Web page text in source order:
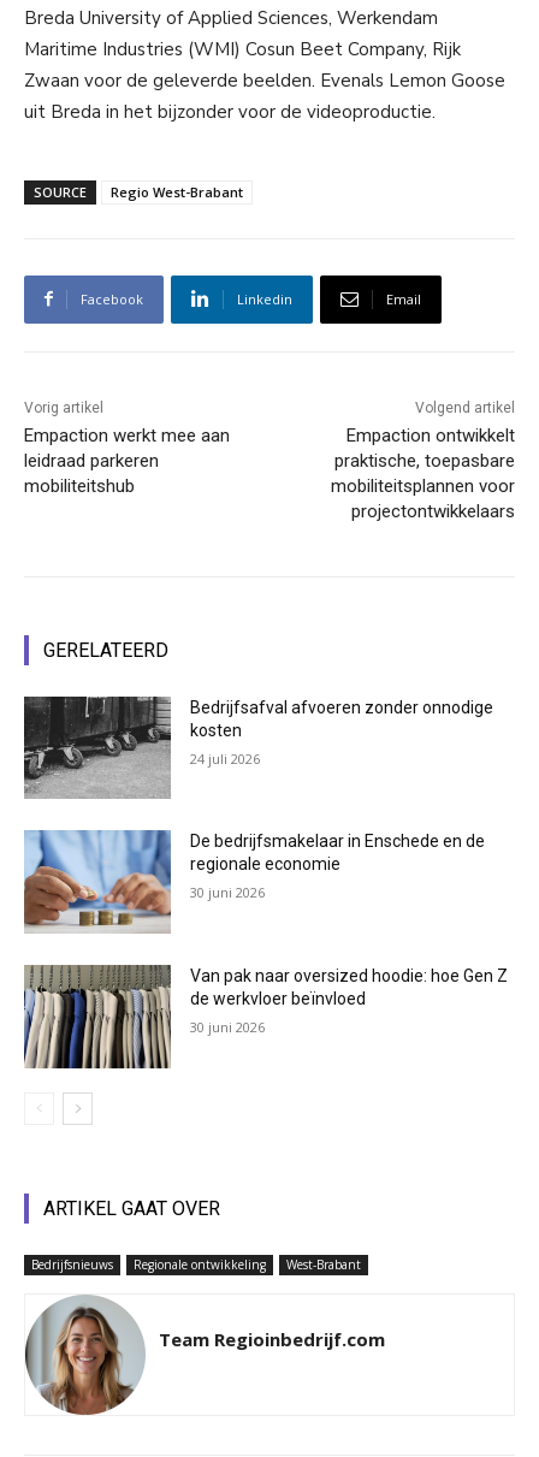
Breda University of Applied Sciences, Werkendam
Maritime Industries (WMI) Cosun Beet Company, Rijk
Zwaan voor de geleverde beelden. Evenals Lemon Goose
uit Breda in het bijzonder voor de videoproductie.
SOURCE Regio West-Brabant
Facebook Linkedin Email
Vorig artikel
Empaction werkt mee aan
leidraad parkeren
mobiliteitshub
Volgend artikel
Empaction ontwikkelt
praktische, toepasbare
mobiliteitsplannen voor
projectontwikkelaars
GERELATEERD
Bedrijfsafval afvoeren zonder onnodige
kosten
24 juli 2026
De bedrijfsmakelaar in Enschede en de
regionale economie
30 juni 2026
Van pak naar oversized hoodie: hoe Gen Z
de werkvloer beïnvloed
30 juni 2026
ARTIKEL GAAT OVER
Bedrijfsnieuws Regionale ontwikkeling West-Brabant
Team Regioinbedrijf.com